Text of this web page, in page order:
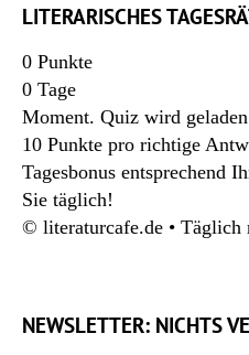
LITERARISCHES
0 Punkte
0 Tage
Moment. Quiz wird
10 Punkte pro richtige
Tagesbonus entsprechend
Sie täglich!
© literaturcafe.de • Täglich
NEWSLETTER: NICHTS